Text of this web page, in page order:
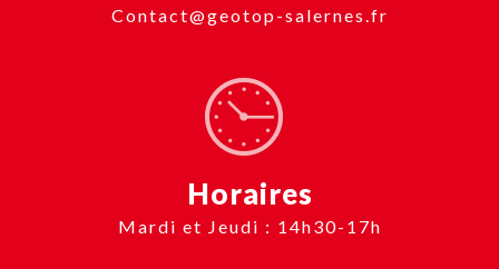
contact@geotop-salernes.fr
Horaires
Mardi et Jeudi : 14h30-17h